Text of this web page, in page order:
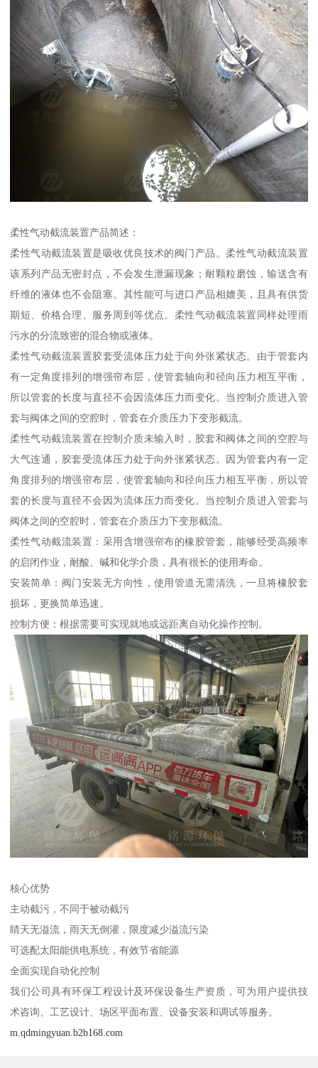
柔性气动截流装置产品简述：
柔性气动截流装置是吸收优良技术的阀门产品。柔性气动截流装置
该系列产品无密封点，不会发生泄漏现象；耐颗粒磨蚀，输送含有
纤维的液体也不会阻塞。其性能可与进口产品相媲美，且具有供货
期短、价格合理、服务周到等优点。柔性气动截流装置同样处理雨
污水的分流致密的混合物或液体。
柔性气动截流装置胶套受流体压力处于向外张紧状态。由于管套内
有一定角度排列的增强帘布层，使管套轴向和径向压力相互平衡，
所以管套的长度与直径不会因流体压力而变化。当控制介质进入管
套与阀体之间的空腔时，管套在介质压力下变形截流。
柔性气动截流装置在控制介质未输入时，胶套和阀体之间的空腔与
大气连通，胶套受流体压力处于向外张紧状态。因为管套内有一定
角度排列的增强帘布层，使管套轴向和径向压力相互平衡，所以管
套的长度与直径不会因为流体压力而变化。当控制介质进入管套与
阀体之间的空腔时，管套在介质压力下变形截流。
柔性气动截流装置：采用含增强帘布的橡胶管套，能够经受高频率
的启闭作业，耐酸、碱和化学介质，具有很长的使用寿命。
安装简单：阀门安装无方向性，使用管道无需清洗，一旦将橡胶套
损坏，更换简单迅速。
控制方便：根据需要可实现就地或远距离自动化操作控制。
核心优势
主动截污，不同于被动截污
睛天无溢流，雨天无倒灌，限度减少溢流污染
可选配太阳能供电系统，有效节省能源
全面实现自动化控制
我们公司具有环保工程设计及环保设备生产资质，可为用户提供技
术咨询、工艺设计、场区平面布置、设备安装和调试等服务。
m.qdmingyuan.b2b168.com